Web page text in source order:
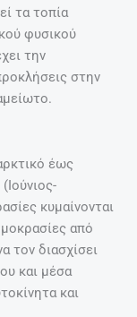
τα τοπία
φυσικού
την
στην
έως
κυμαίνονται
από
τον διασχίσει
και μέσα
και